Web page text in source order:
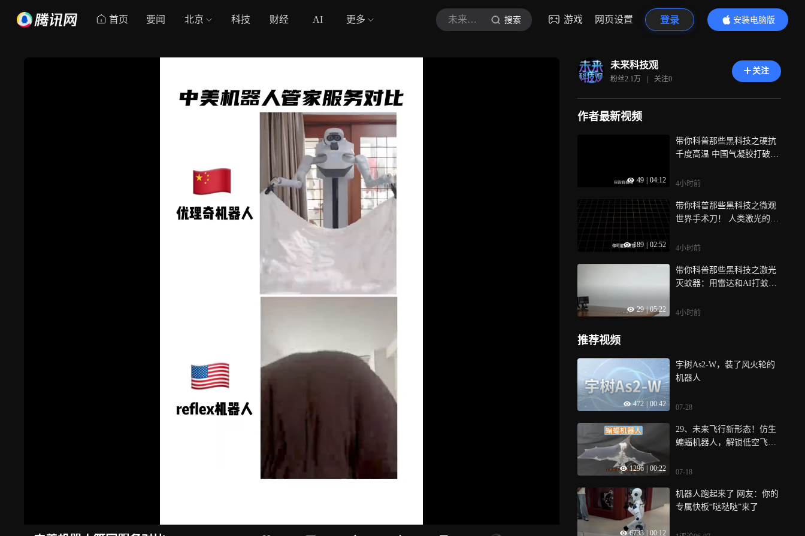
首页 要闻 北京 科技 财经 AI 更多 未来科技观 搜索 游戏 网页设置 登录
安装电脑版
内容更精彩
未来科技观
粉丝2.1万 | 关注0
关注
作者最新视频
49 04:12
带你科普那些黑科技之硬抗
千度高温 中国气凝胶打破美
4小时前
189 02:52
带你科普那些黑科技之微观
世界手术刀！ 人类激光的天
4小时前
29 | 05:22
带你科普那些黑科技之激光
灭蚊器：用雷达和AI打蚊子
4小时前
推荐视频
472 00:42
宇树As2-W，装了风火轮的
机器人
07-28
1296 00:22
29、未来飞行新形态！仿生
蝙蝠机器人，解锁低空飞行
07-18
6733 00:12
机器人跑起来了 网友：你的
专属快板“哒哒哒”来了